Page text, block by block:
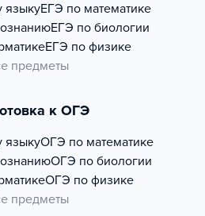
языкуЕГЭ по математике
ЕГЭ по биологии
ЕГЭ по физике
предметы
к ОГЭ
языкуОГЭ по математике
ОГЭ по биологии
ОГЭ по физике
предметы